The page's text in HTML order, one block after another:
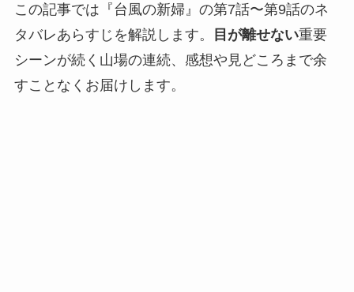
この記事では『台風の新婦』の第7話〜第9話のネ
タバレあらすじを解説します。
目が離せない重要
シーンが続く山場の連続、感想や見どころまで余
すことなくお届けします。